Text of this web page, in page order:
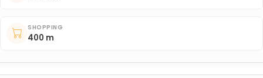
SHOPPING
400 m